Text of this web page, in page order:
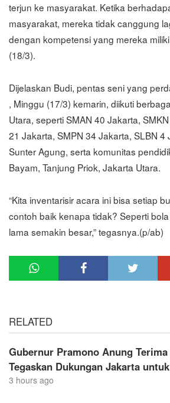
terjun ke masyarakat. Ketika
masyarakat, mereka tidak canggung
dengan kompetensi yang mereka
(18/3).
Dijelaskan Budi, pentas seni yang
, Minggu (17/3) kemarin, diikuti
Utara, seperti SMAN 40 Jakarta,
21 Jakarta, SMPN 34 Jakarta, SLBN 4
Sunter Agung, serta komunitas
Bayam, Tanjung Priok, Jakarta Utara.
“Kita inventarisir acara ini bisa setiap
contoh baik kenapa tidak? Seperti
lama semakin besar,” tegasnya.(p/ab)
RELATED
Gubernur Pramono Anung
Tegaskan Dukungan Jakarta
3 hours ago